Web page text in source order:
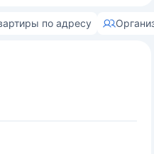
по адресу